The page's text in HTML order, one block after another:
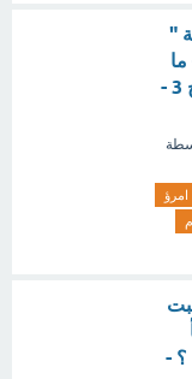
"
الشكل لأن: (ب) 1 - ما
قبلها مضموم 2 - ما قبلها مفتوح 3 -
امرؤ
؟ -